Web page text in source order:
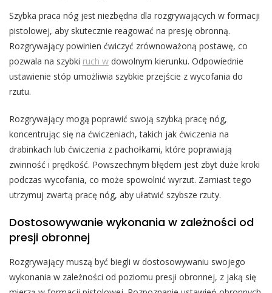
Szybka praca nóg jest niezbędna dla rozgrywających w formacji
pistolowej, aby skutecznie reagować na presję obronną.
Rozgrywający powinien ćwiczyć zrównoważoną postawę, co
pozwala na szybki ruch w dowolnym kierunku. Odpowiednie
ustawienie stóp umożliwia szybkie przejście z wycofania do
rzutu.
Rozgrywający mogą poprawić swoją szybką pracę nóg,
koncentrując się na ćwiczeniach, takich jak ćwiczenia na
drabinkach lub ćwiczenia z pachołkami, które poprawiają
zwinność i prędkość. Powszechnym błędem jest zbyt duże kroki
podczas wycofania, co może spowolnić wyrzut. Zamiast tego
utrzymuj zwartą pracę nóg, aby ułatwić szybsze rzuty.
Dostosowywanie wykonania w zależności od
presji obronnej
Rozgrywający muszą być biegli w dostosowywaniu swojego
wykonania w zależności od poziomu presji obronnej, z jaką się